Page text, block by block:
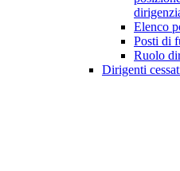
Elenco
Posti di
Ruolo
Dirigenti